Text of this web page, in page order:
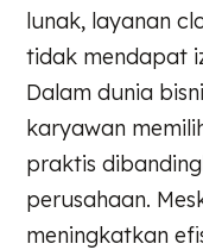
lunak, layanan
tidak mendapat
Dalam dunia
karyawan
praktis
perusahaan.
meningkatkan